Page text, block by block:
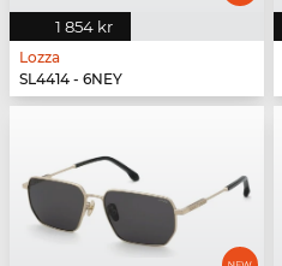
1 854 kr
Lozza
SL4414 - 6NEY